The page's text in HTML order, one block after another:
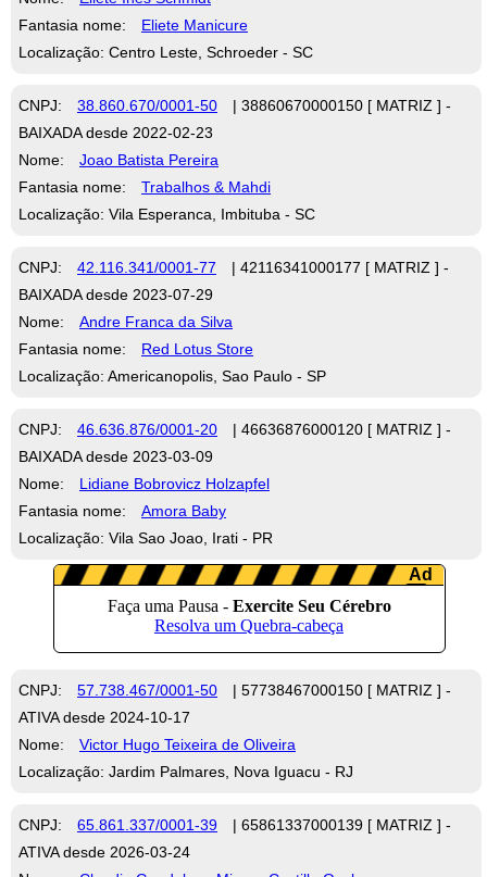
Fantasia nome:
Eliete Manicure
Localização: Centro Leste, Schroeder - SC
CNPJ: 38.860.670/0001-50
| 38860670000150 [ MATRIZ ] -
BAIXADA desde 2022-02-23
Nome:
Joao Batista Pereira
Fantasia nome:
Trabalhos & Mahdi
Localização: Vila Esperanca, Imbituba - SC
CNPJ: 42.116.341/0001-77
| 42116341000177 [ MATRIZ ] -
BAIXADA desde 2023-07-29
Nome:
Andre Franca da Silva
Fantasia nome:
Red Lotus Store
Localização: Americanopolis, Sao Paulo - SP
CNPJ: 46.636.876/0001-20
| 46636876000120 [ MATRIZ ] -
BAIXADA desde 2023-03-09
Nome:
Lidiane Bobrovicz Holzapfel
Fantasia nome:
Amora Baby
Localização: Vila Sao Joao, Irati - PR
CNPJ: 57.738.467/0001-50
| 57738467000150 [ MATRIZ ] -
ATIVA desde 2024-10-17
Nome:
Victor Hugo Teixeira de Oliveira
Localização: Jardim Palmares, Nova Iguacu - RJ
CNPJ: 65.861.337/0001-39
| 65861337000139 [ MATRIZ ] -
ATIVA desde 2026-03-24